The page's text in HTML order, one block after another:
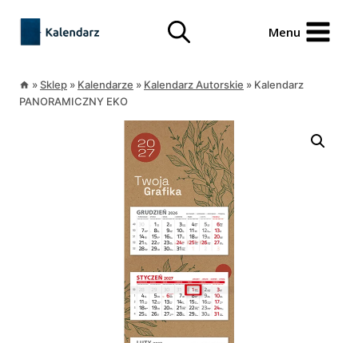
treści
treści
Menu
»Sklep » Kalendarze » Kalendarz Autorskie » Kalendarz
PANORAMICZNY EKO